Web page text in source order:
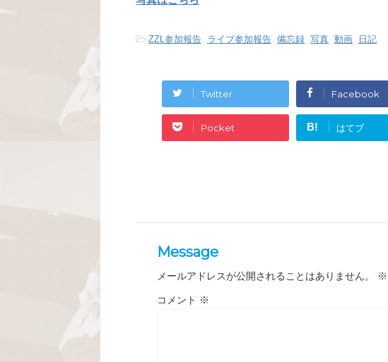
-ZZL参加報告, ライブ参加報告, 備忘録, 写真, 動画, 日記
Twitter Facebook
Pocket B! はてブ
Message
メールアドレスが公開されることはありません。 ※
コメント ※